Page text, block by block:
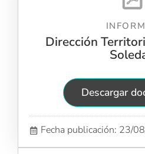
Dirección
Descargar
Fecha publicación: 23/